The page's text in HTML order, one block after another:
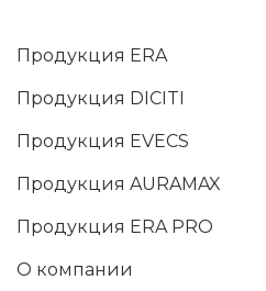
Продукция ERA
Продукция DICITI
Продукция EVECS
Продукция AURAMAX
Продукция ERA PRO
О компании